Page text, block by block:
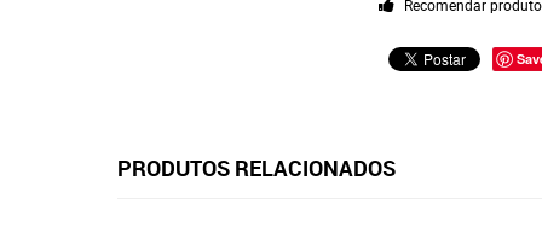
Recomendar produto
PRODUTOS RELACIONADOS